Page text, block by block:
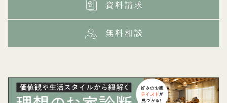
資料請求
無料相談